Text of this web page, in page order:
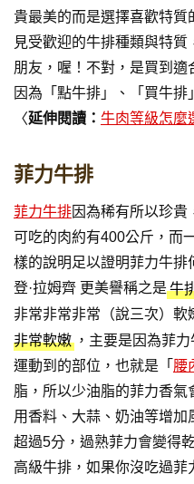
貴最美的而是選擇喜歡特質
見受歡迎的牛排種類與特
朋友，喔！不對，是買到
因為「點牛排」、「買牛排
〈延伸閱讀： 牛肉等級怎麼
菲力牛排
菲力牛排因為稀有所以珍
可吃的肉約有400公斤，而
樣的說明足以證明菲力牛排
登·拉姆齊 更美譽稱之是 牛
非常非常非常（說三次）軟
非常軟嫩 ，主要是因為菲
運動到的部位，也就是「 腰
脂，所以少油脂的菲力香
用香料、大蒜、奶油等增
超過5分，過熟菲力會變得
高級牛排，如果你沒吃過